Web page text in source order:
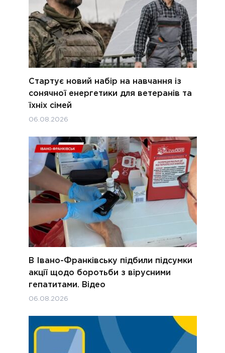
Стартує новий набір на навчання із
сонячної енергетики для ветеранів та
їхніх сімей
06.08.2026
В Івано-Франківську підбили підсумки
акції щодо боротьби з вірусними
гепатитами. Відео
06.08.2026